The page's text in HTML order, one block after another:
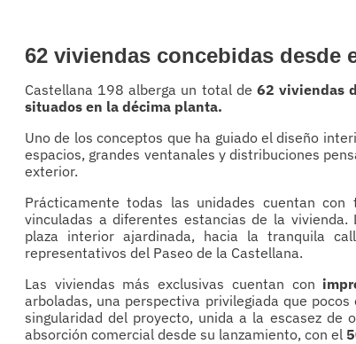
62 viviendas concebidas desde
Castellana 198 alberga un total de 62 viviendas
situados en la décima planta.
Uno de los conceptos que ha guiado el diseño
espacios, grandes ventanales y distribuciones
exterior.
Prácticamente todas las unidades cuentan
vinculadas a diferentes estancias de la
plaza interior ajardinada, hacia la tranquila
representativos del Paseo de la Castellana.
Las viviendas más exclusivas cuentan con
arboladas, una perspectiva privilegiada que
singularidad del proyecto, unida a la escasez de
absorción comercial desde su lanzamiento, con el